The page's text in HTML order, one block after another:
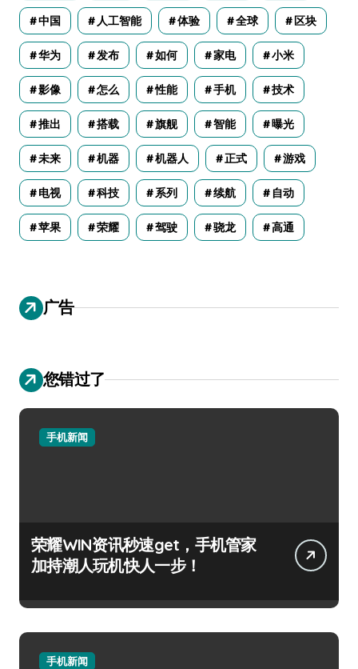
中国 人工智能 体验 全球 区块
华为 发布 如何 家电 小米
影像 怎么 性能 手机 技术
推出 搭载 旗舰 智能 曝光
未来 机器 机器人 正式 游戏
电视 科技 系列 续航 自动
苹果 荣耀 驾驶 骁龙 高通
广告
您错过了
手机新闻
荣耀WIN资讯秒速get，手机管家
加持潮人玩机快人一步！
手机新闻